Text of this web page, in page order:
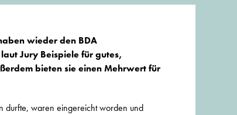
wieder den BDA
Jury Beispiele für gutes,
bieten sie einen Mehrwert für
durfte, waren eingereicht worden und